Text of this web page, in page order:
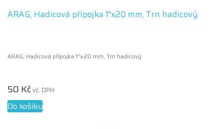
ARAG, Hadicová přípojka 1"x20 mm, Trn hadicový
ARAG, Hadicová přípojka 1"x20 mm, Trn hadicový
50 Kčvč. DPH
Do košíku